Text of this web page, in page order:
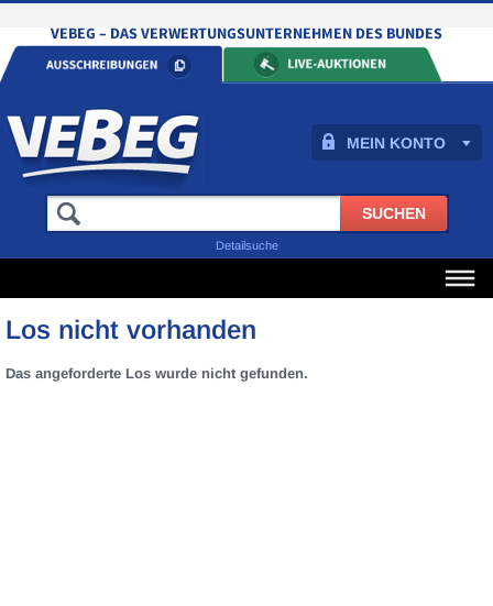
MEIN KONTO
Detailsuche
Los nicht vorhanden
Das angeforderte Los wurde nicht gefunden.